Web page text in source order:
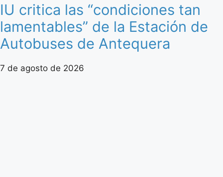
IU critica las “condiciones tan
lamentables” de la Estación de
Autobuses de Antequera
7 de agosto de 2026